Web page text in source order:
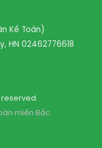
Kế Toán)
HN 02462776618
reserved.
miền Bắc